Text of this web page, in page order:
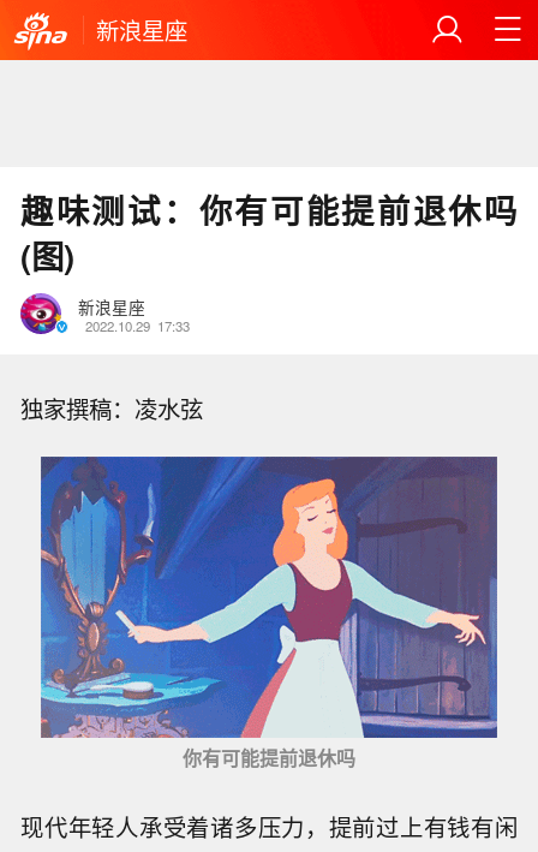
新浪星座
趣味测试：你有可能提前退休吗
(图)
新浪星座
2022.10.29 17:33
独家撰稿：凌水弦
你有可能提前退休吗
现代年轻人承受着诸多压力，提前过上有钱有闲